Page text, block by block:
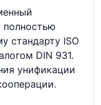
полностью
стандарту ISO
DIN 931.
унификации